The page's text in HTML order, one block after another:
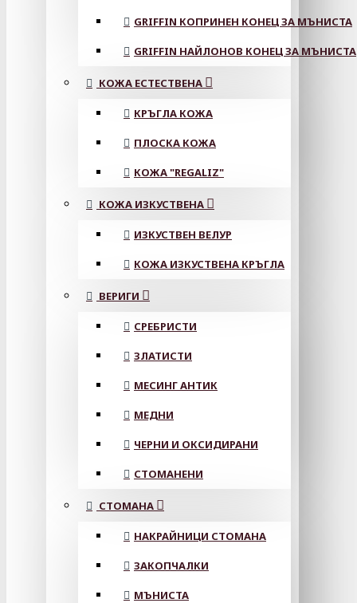
GRIFFIN КОПРИНЕН КОНЕЦ ЗА МЪНИСТА
GRIFFIN НАЙЛОНОВ КОНЕЦ ЗА МЪНИСТА
КОЖА ЕСТЕСТВЕНА
КРЪГЛА КОЖА
ПЛОСКА КОЖА
КОЖА "REGALIZ"
КОЖА ИЗКУСТВЕНА
ИЗКУСТВЕН ВЕЛУР
КОЖА ИЗКУСТВЕНА КРЪГЛА
ВЕРИГИ
СРЕБРИСТИ
ЗЛАТИСТИ
МЕСИНГ АНТИК
МЕДНИ
ЧЕРНИ И ОКСИДИРАНИ
СТОМАНЕНИ
СТОМАНА
НАКРАЙНИЦИ СТОМАНА
ЗАКОПЧАЛКИ
МЪНИСТА